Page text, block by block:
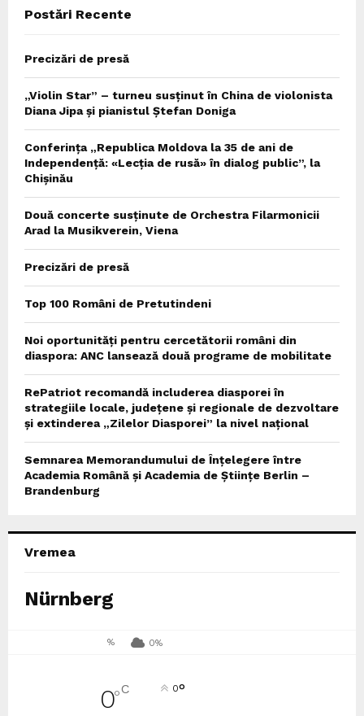
Postări Recente
Precizări de presă
„Violin Star” – turneu susținut în China de violonista
Diana Jipa și pianistul Ștefan Doniga
Conferința „Republica Moldova la 35 de ani de
Independență: «Lecția de rusă» în dialog public”, la
Chișinău
Două concerte susținute de Orchestra Filarmonicii
Arad la Musikverein, Viena
Precizări de presă
Top 100 Români de Pretutindeni
Noi oportunități pentru cercetătorii români din
diaspora: ANC lansează două programe de mobilitate
RePatriot recomandă includerea diasporei în
strategiile locale, județene și regionale de dezvoltare
și extinderea „Zilelor Diasporei” la nivel național
Semnarea Memorandumului de Înțelegere între
Academia Română și Academia de Științe Berlin –
Brandenburg
Vremea
Nürnberg
% 0%
0°C 0°